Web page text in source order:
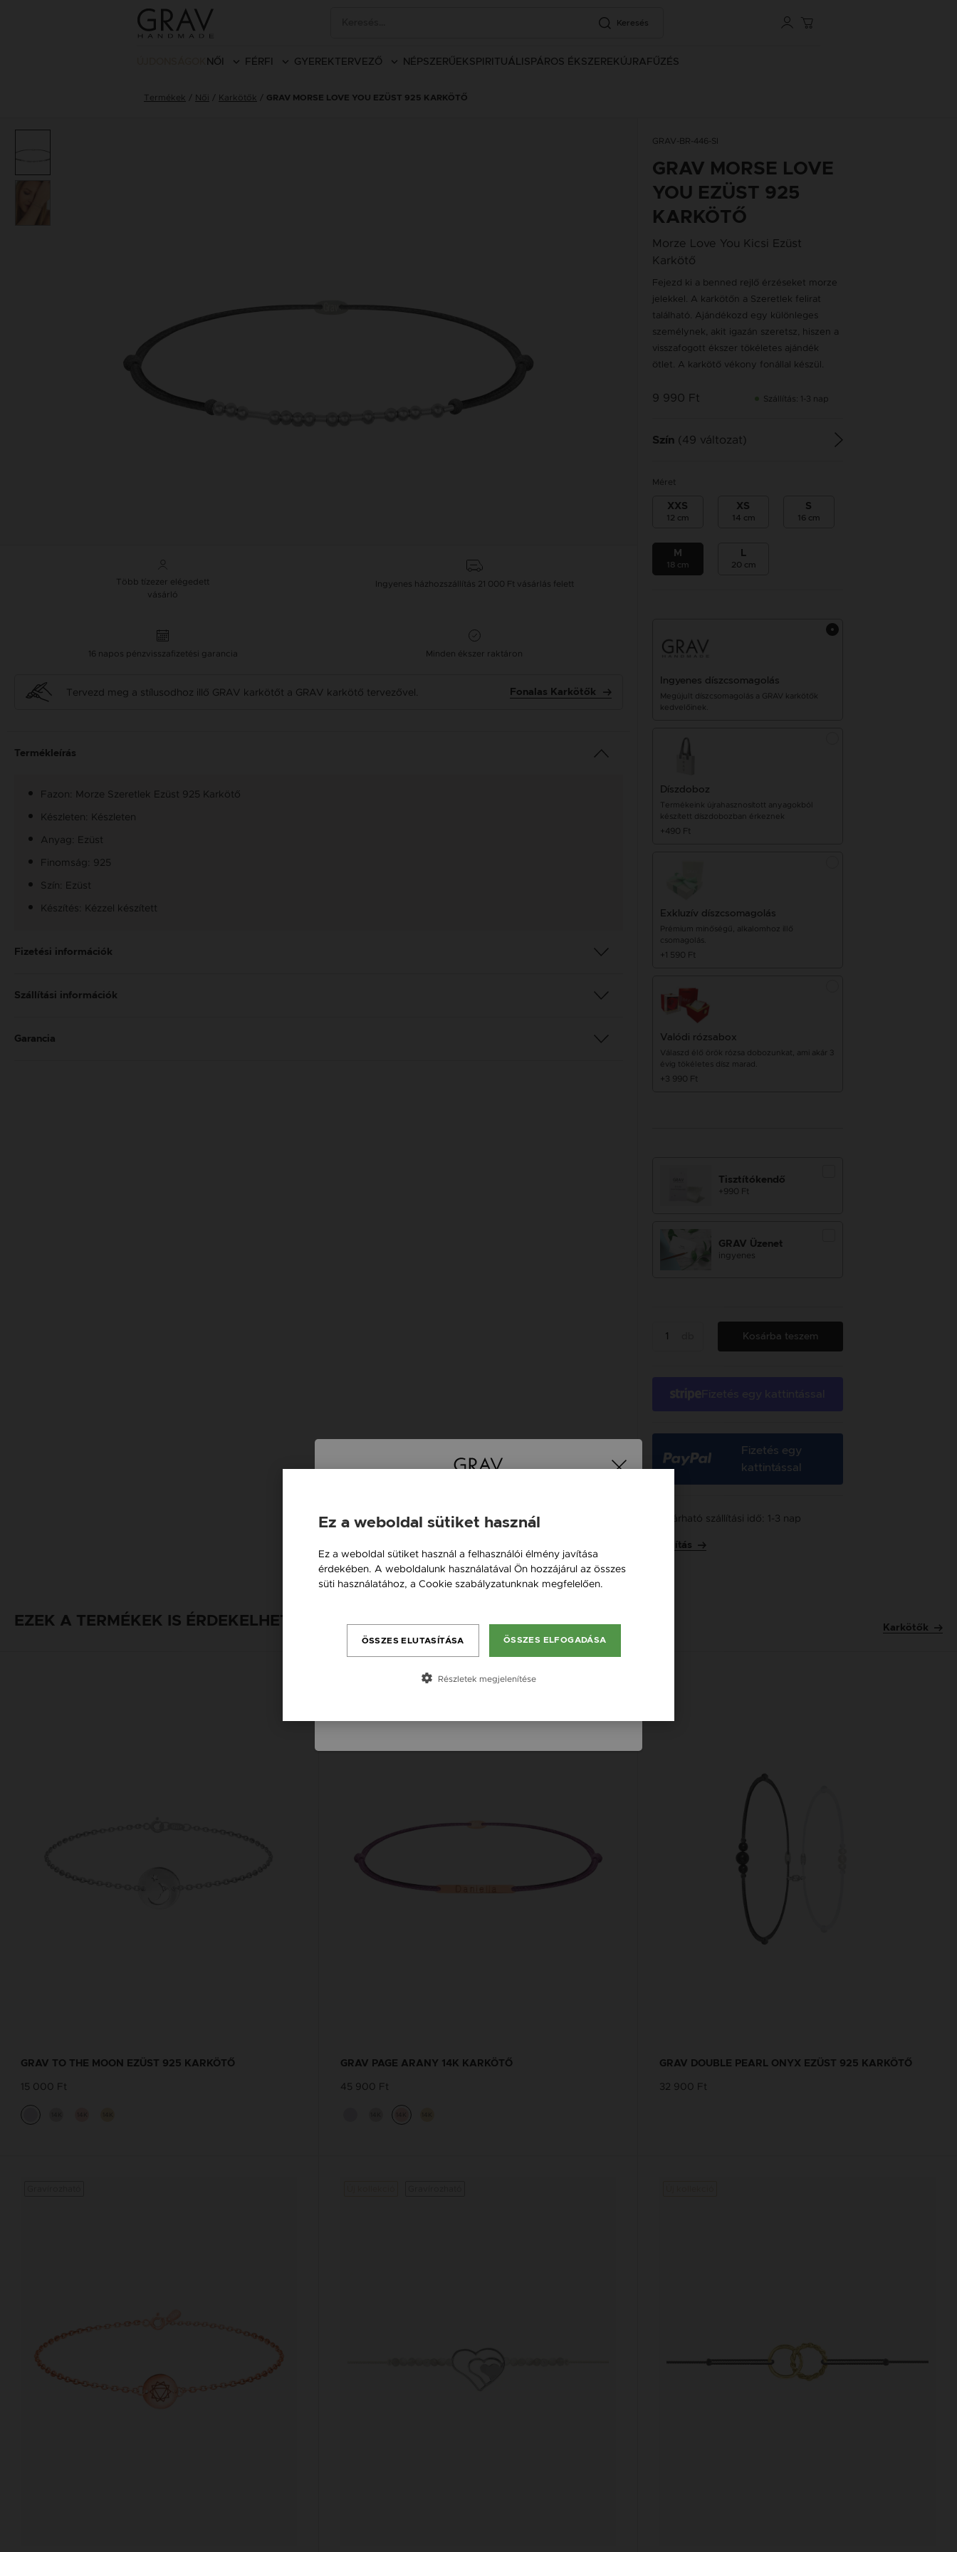
Keresés
NŐI FÉRFI GYEREK TERVEZŐ NÉPSZERŰEK SPIRITUÁLIS PÁROS ÉKSZEREK ÚJRAFŰZÉS
Termékek Női Karkötők GRAV MORSE LOVE YOU EZÜST 925 KARKÖTŐ
Több tízezer elégedett
vásárló
Ingyenes házhozszállítás 21 000 Ft vásárlás felett
16 napos pénzvisszafizetési garancia Minden ékszer raktáron
Tervezd meg a stílusodhoz illő GRAV karkötőt a GRAV karkötő tervezővel. Fonalas Karkötők
Termékleírás
Fazon: Morze Szeretlek Ezüst 925 Karkötő
Készleten: Készleten
Anyag: Ezüst
Finomság: 925
Szín: Ezüst
Készítés: Kézzel készített
Fizetési információk
Szállítási információk
Garancia
GRAV-BR-446-SI
GRAV MORSE LOVE
YOU EZÜST 925
KARKÖTŐ
Morze Love You Kicsi Ezüst
Karkötő
Fejezd ki a benned rejlő érzéseket morze
jelekkel. A karkötőn a Szeretlek felirat
található. Ajándékozd egy különleges
személynek, akit igazán szeretsz, hiszen a
visszafogott ékszer tökéletes ajándék
ötlet. A karkötő vékony fonállal készül.
9 990 Ft Szállítás: 1-3 nap
Szín (49 változat)
Méret
XXS
12 cm
XS
14 cm
S
16 cm
M
18 cm
L
20 cm
Ingyenes díszcsomagolás
Megújult díszcsomagolás a GRAV karkötők
kedvelőinek.
Díszdoboz
Termékeink újrahasznosított anyagokból
készített díszdobozban érkeznek
+490 Ft
Exkluzív díszcsomagolás
Prémium minőségű, alkalomhoz illő
csomagolás.
+1 590 Ft
Valódi rózsabox
Válaszd élő örök rózsa dobozunkat, ami akár 3
évig tökéletes dísz marad.
+3 990 Ft
Tisztítókendő
+990 Ft
GRAV Üzenet
ingyenes
Kosárba teszem
Fizetés egy
kattintással
Várható szállítási idő: 1-3 nap
Szállítás
EZEK A TERMÉKEK IS ÉRDEKELHETNEK Karkötők
GRAV TO THE MOON EZÜST 925 KARKÖTŐ
15 000 Ft
GRAV PAGE ARANY 14K KARKÖTŐ
45 900 Ft
GRAV DOUBLE PEARL ONYX EZÜST 925 KARKÖTŐ
32 900 Ft
Österreich / AT
România / RO
Slovensko / SK
Ez a weboldal sütiket használ
Ez a weboldal sütiket használ a felhasználói élmény javítása
érdekében. A weboldalunk használatával Ön hozzájárul az összes
süti használatához, a Cookie szabályzatunknak megfelelően.
ÖSSZES ELFOGADÁSA
ÖSSZES ELUTASÍTÁSA
Részletek megjelenítése